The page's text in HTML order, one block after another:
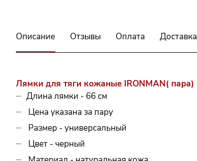
Описание Отзывы Оплата Доставка
Лямки для тяги кожаные IRONMAN( пара)
Длина лямки - 66 см
Цена указана за пару
Размер - универсальный
Цвет - черный